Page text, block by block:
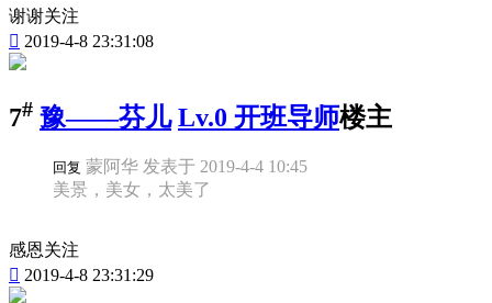
谢谢关注
 2019-4-8 23:31:08
7# 豫——芬儿 Lv.0 开班导师楼主
回复 蒙阿华 发表于 2019-4-4 10:45
美景，美女，太美了
感恩关注
 2019-4-8 23:31:29